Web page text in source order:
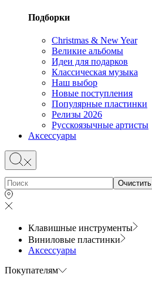
Подборки
Christmas & New Year
Великие альбомы
Идеи для подарков
Классическая музыка
Наш выбор
Новые поступления
Популярные пластинки
Релизы 2026
Русскоязычные артисты
Аксессуары
Очистить
Клавишные инструменты
Виниловые пластинки
Аксессуары
Покупателям